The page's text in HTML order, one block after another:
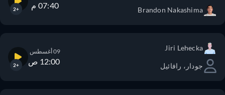
Brandon Nakashima 07:40 م
Jiri Lehecka
جودار، رافائيل 12:00 ص